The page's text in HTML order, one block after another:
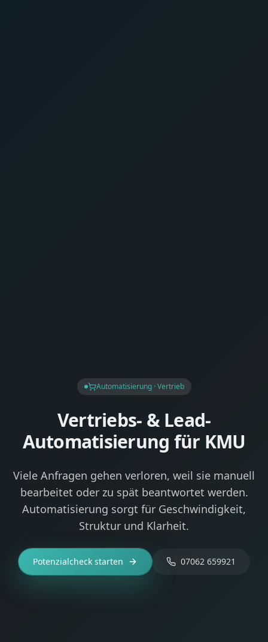
Automatisierung · Vertrieb
Vertriebs- & Lead-
Automatisierung für KMU
Viele Anfragen gehen verloren, weil sie manuell
bearbeitet oder zu spät beantwortet werden.
Automatisierung sorgt für Geschwindigkeit,
Struktur und Klarheit.
Potenzialcheck starten 07062 659921